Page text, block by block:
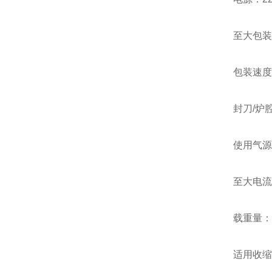
至大包装
包装速度
封刀/炉腔
使用气源
至大电流
载重量：
适用收缩